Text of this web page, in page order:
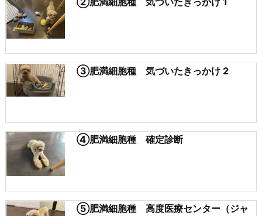
③肥満細胞種 気づいたきっかけ 2
④肥満細胞種 確定診断
⑤肥満細胞種 高度医療センター（ジャ